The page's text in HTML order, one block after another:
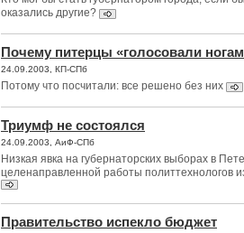
оказались другие?
Почему питерцы «голосовали
24.09.2003, КП-СПб
Потому что посчитали: все решено без них
Триумф не состоялся
24.09.2003, АиФ-СПб
Низкая явка на губернаторских выборах в
целенаправленной работы политтехнологов
Правительство испекло бюджет